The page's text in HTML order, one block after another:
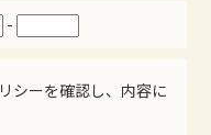
-
シーを確認し、内容に